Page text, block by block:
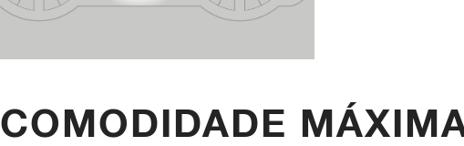
COMODIDADE